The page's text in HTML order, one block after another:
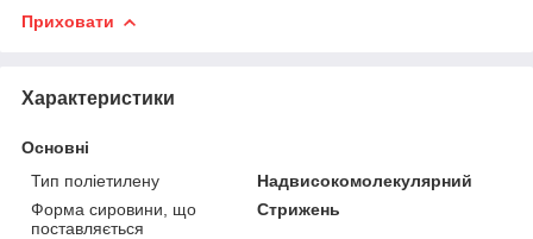
Приховати
Характеристики
Основні
Тип поліетилену
Надвисокомолекулярний
Форма сировини, що
поставляється
Стрижень